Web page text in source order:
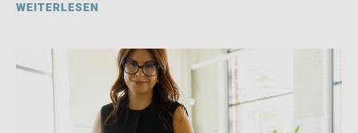
WEITERLESEN